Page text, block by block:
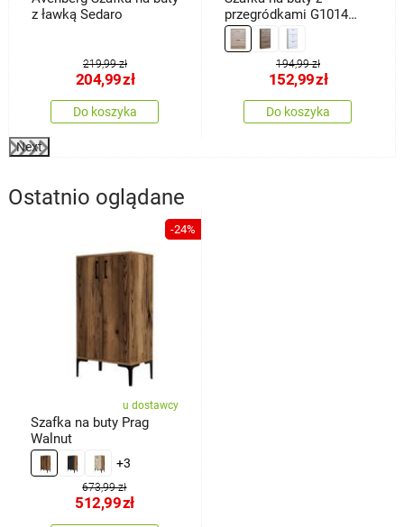
z ławką Sedaro
219,99 zł
204,99zł
Do koszyka
przegródkami G1014
OAK, dąb
194,99 zł
152,99zł
Do koszyka
Next
Ostatnio oglądane
-24%
u dostawcy
Szafka na buty Prag
Walnut
+3
673,99 zł
512,99zł